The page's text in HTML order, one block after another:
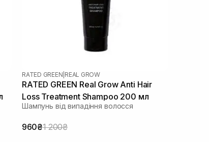
RATED GREEN REAL GROW
RATED GREEN Real Grow Anti Hair
Loss Treatment Shampoo 200 мл
Шампунь від випадіння волосся
960₴1 200₴